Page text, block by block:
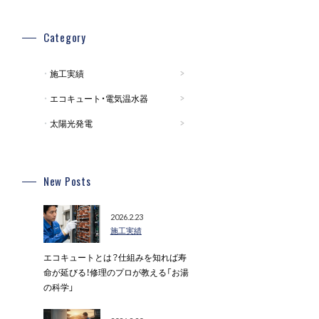
Category
施工実績
エコキュート・電気温水器
太陽光発電
New Posts
2026.2.23
施工実績
エコキュートとは？仕組みを知れば寿
命が延びる！修理のプロが教える「お湯
の科学」